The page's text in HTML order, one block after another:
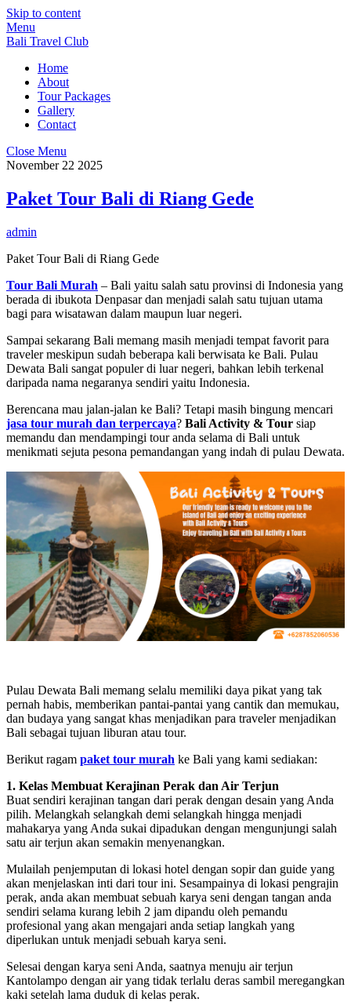
Skip to content
Menu
Bali Travel Club
Home
About
Tour Packages
Gallery
Contact
Close Menu
November 22 2025
Paket Tour Bali di Riang Gede
admin
Paket Tour Bali di Riang Gede
Tour Bali Murah – Bali yaitu salah satu provinsi di Indonesia yang
berada di ibukota Denpasar dan menjadi salah satu tujuan utama
bagi para wisatawan dalam maupun luar negeri.
Sampai sekarang Bali memang masih menjadi tempat favorit para
traveler meskipun sudah beberapa kali berwisata ke Bali. Pulau
Dewata Bali sangat populer di luar negeri, bahkan lebih terkenal
daripada nama negaranya sendiri yaitu Indonesia.
Berencana mau jalan-jalan ke Bali? Tetapi masih bingung mencari
jasa tour murah dan terpercaya? Bali Activity & Tour siap
memandu dan mendampingi tour anda selama di Bali untuk
menikmati sejuta pesona pemandangan yang indah di pulau Dewata.
Pulau Dewata Bali memang selalu memiliki daya pikat yang tak
pernah habis, memberikan pantai-pantai yang cantik dan memukau,
dan budaya yang sangat khas menjadikan para traveler menjadikan
Bali sebagai tujuan liburan atau tour.
Berikut ragam paket tour murah ke Bali yang kami sediakan:
1. Kelas Membuat Kerajinan Perak dan Air Terjun
Buat sendiri kerajinan tangan dari perak dengan desain yang Anda
pilih. Melangkah selangkah demi selangkah hingga menjadi
mahakarya yang Anda sukai dipadukan dengan mengunjungi salah
satu air terjun akan semakin menyenangkan.
Mulailah penjemputan di lokasi hotel dengan sopir dan guide yang
akan menjelaskan inti dari tour ini. Sesampainya di lokasi pengrajin
perak, anda akan membuat sebuah karya seni dengan tangan anda
sendiri selama kurang lebih 2 jam dipandu oleh pemandu
profesional yang akan mengajari anda setiap langkah yang
diperlukan untuk menjadi sebuah karya seni.
Selesai dengan karya seni Anda, saatnya menuju air terjun
Kantolampo dengan air yang tidak terlalu deras sambil meregangkan
kaki setelah lama duduk di kelas perak.